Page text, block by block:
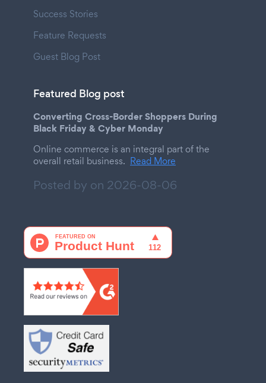
Success Stories
Feature Requests
Guest Blog Post
Featured Blog post
Converting Cross-Border Shoppers During
Black Friday & Cyber Monday
Online commerce is an integral part of the
overall retail business. Read More
Posted by on 2026-08-06